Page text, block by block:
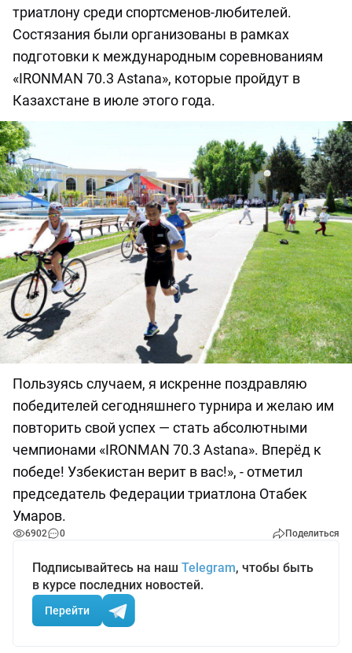
триатлону среди спортсменов-любителей.
Состязания были организованы в рамках
подготовки к международным соревнованиям
«IRONMAN 70.3 Astana», которые пройдут в
Казахстане в июле этого года.
Пользуясь случаем, я искренне поздравляю
победителей сегодняшнего турнира и желаю им
повторить свой успех — стать абсолютными
чемпионами «IRONMAN 70.3 Astana». Вперёд к
победе! Узбекистан верит в вас!», - отметил
председатель Федерации триатлона Отабек
Умаров.
6902 0 Поделиться
Подписывайтесь на наш Telegram, чтобы быть
в курсе последних новостей.
Перейти